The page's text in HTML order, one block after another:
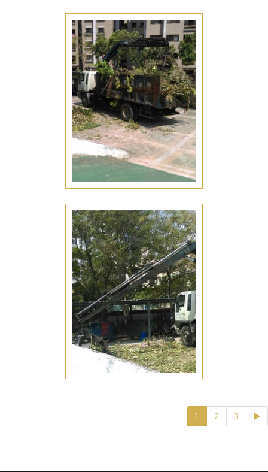
綠化工程
台南安平區綠化工程推薦
園藝整理
台南安平區園藝整理推薦
1 (current)
2 3